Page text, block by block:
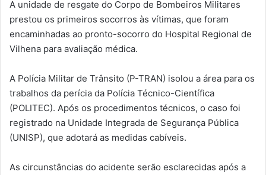
A unidade de resgate do Corpo de Bombeiros Militares
prestou os primeiros socorros às vítimas, que foram
encaminhadas ao pronto-socorro do Hospital Regional de
Vilhena para avaliação médica.
A Polícia Militar de Trânsito (P-TRAN) isolou a área para os
trabalhos da perícia da Polícia Técnico-Científica
(POLITEC). Após os procedimentos técnicos, o caso foi
registrado na Unidade Integrada de Segurança Pública
(UNISP), que adotará as medidas cabíveis.
As circunstâncias do acidente serão esclarecidas após a